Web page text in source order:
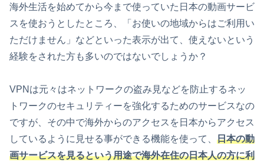
海外生活を始めてから今まで使っていた日本の動画サービ
スを使おうとしたところ、「お使いの地域からはご利用い
ただけません」などといった表示が出て、使えないという
経験をされた方も多いのではないでしょうか？
VPNは元々はネットワークの盗み見などを防止するネッ
トワークのセキュリティーを強化するためのサービスなの
ですが、その中で海外からのアクセスを日本からアクセス
しているように見せる事ができる機能を使って、 日本の動
画サービスを見るという用途で海外在住の日本人の方に利